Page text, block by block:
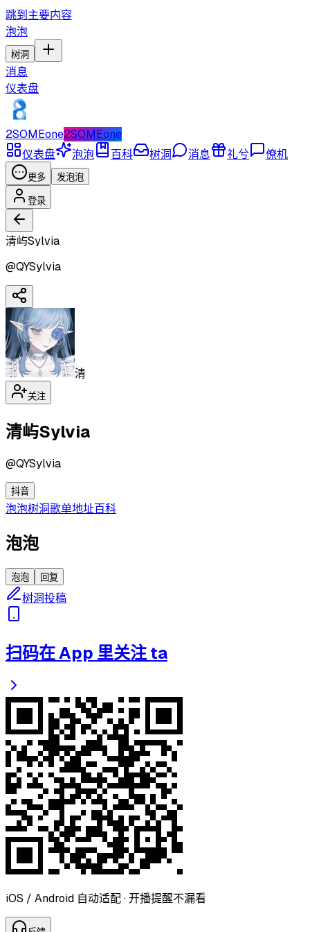
跳到主要内容
泡泡
树洞
消息
仪表盘
2SOMEone2SOMEone
仪表盘
泡泡 百科 树洞 消息 礼兮 僚机
更多 发泡泡
登录
清屿Sylvia
@QYSylvia
清
关注
清屿Sylvia
@QYSylvia
抖音
泡泡树洞歌单地址百科
泡泡
泡泡 回复
树洞投稿
扫码在 App 里关注 ta
iOS / Android 自动适配 · 开播提醒不漏看